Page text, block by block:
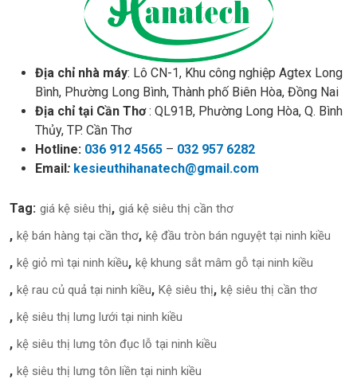
Địa chỉ nhà máy: Lô CN-1, Khu công nghiệp Agtex Long
Bình, Phường Long Bình, Thành phố Biên Hòa, Đồng Nai
Địa chỉ tại Cần Thơ: QL91B, Phường Long Hòa, Q. Bình
Thủy, TP. Cần Thơ
Hotline: 036 912 4565 – 032 957 6282
Email: kesieuthihanatech@gmail.com
Tag: giá kệ siêu thị giá kệ siêu thị cần thơ
kệ bán hàng tại cần thơ kệ đầu tròn bán nguyệt tại ninh kiều
kệ giỏ mì tại ninh kiều kệ khung sắt mâm gỗ tại ninh kiều
kệ rau củ quả tại ninh kiều Kệ siêu thị kệ siêu thị cần thơ
kệ siêu thị lưng lưới tại ninh kiều
kệ siêu thị lưng tôn đục lỗ tại ninh kiều
kệ siêu thị lưng tôn liền tại ninh kiều